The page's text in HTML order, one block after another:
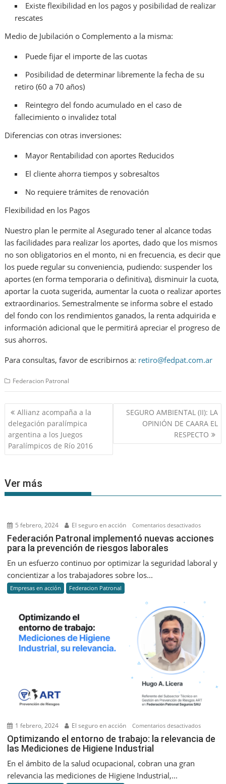
Existe flexibilidad en los pagos y posibilidad de realizar
rescates
Medio de Jubilación o Complemento a la misma:
Puede fijar el importe de las cuotas
Posibilidad de determinar libremente la fecha de su
retiro (60 a 70 años)
Reintegro del fondo acumulado en el caso de
fallecimiento o invalidez total
Diferencias con otras inversiones:
Mayor Rentabilidad con aportes Reducidos
El cliente ahorra tiempos y sobresaltos
No requiere trámites de renovación
Flexibilidad en los Pagos
Nuestro plan le permite al Asegurado tener al alcance todas
las facilidades para realizar los aportes, dado que los mismos
no son obligatorios en el monto, ni en frecuencia, es decir que
los puede regular su conveniencia, pudiendo: suspender los
aportes (en forma temporaria o definitiva), disminuir la cuota,
aportar la cuota sugerida, aumentar la cuota o realizar aportes
extraordinarios. Semestralmente se informa sobre el estado
del fondo con los rendimientos ganados, la renta adquirida e
información adicional que le permitirá apreciar el progreso de
sus ahorros.
Para consultas, favor de escribirnos a: retiro@fedpat.com.ar
Federacion Patronal
Navegación
de
entradas
Allianz acompaña a la
delegación paralímpica
argentina a los Juegos
Paralímpicos de Río 2016
SEGURO AMBIENTAL (II): LA
OPINIÓN DE CAARA EL
RESPECTO
Ver más
5 febrero, 2024 El seguro en acción Comentarios desactivadosen
nuevas
la
de
riesgos
laborales
Federación Patronal implementó nuevas acciones
para la prevención de riesgos laborales
En un esfuerzo continuo por optimizar la seguridad laboral y
concientizar a los trabajadores sobre los...
Empresas en acción Federacion Patronal
1 febrero, 2024 El seguro en acción Comentarios desactivadosen
Optimizando el entorno de trabajo: la relevancia de
las Mediciones de Higiene Industrial
En el ámbito de la salud ocupacional, cobran una gran
relevancia las mediciones de Higiene Industrial,...